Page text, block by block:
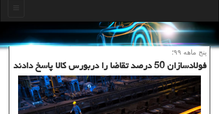
پنج ماهه ۹۹؛
فولادسازان 50 درصد تقاضا را دربورس كالا پاسخ دادند